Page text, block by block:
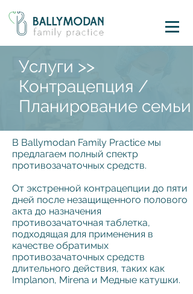
Услуги >>
Контрацепция /
Планирование семьи
В Ballymodan Family Practice мы
предлагаем полный спектр
противозачаточных средств.
От экстренной контрацепции до пяти
дней после незащищенного полового
акта до назначения
противозачаточная таблетка,
подходящая для применения в
качестве обратимых
противозачаточных средств
длительного действия, таких как
Implanon, Mirena и Медные катушки.